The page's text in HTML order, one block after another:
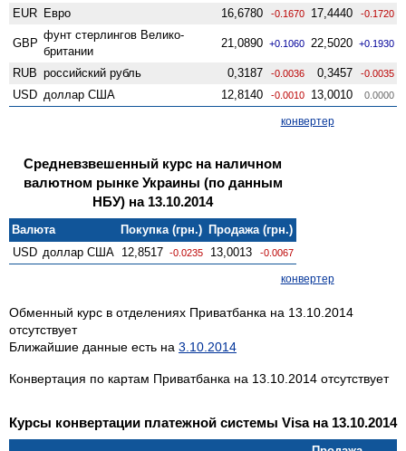
EUR Евро 16,6780 -0.1670 17,4440 -0.1720
GBP
фунт стерлингов Велико­
британии
21,0890 +0.1060 22,5020 +0.1930
RUB российский рубль 0,3187 -0.0036 0,3457 -0.0035
USD доллар США 12,8140 -0.0010 13,0010 0.0000
конвертер
Средневзвешенный курс на наличном
валютном рынке Украины (по данным
НБУ) на 13.10.2014
Валюта Покупка (грн.) Продажа (грн.)
USD доллар США 12,8517 -0.0235 13,0013 -0.0067
конвертер
Обменный курс в отделениях Приватбанка на 13.10.2014
отсутствует
Ближайшие данные есть на 3.10.2014
Конвертация по картам Приватбанка на 13.10.2014 отсутствует
Курсы конвертации платежной системы Visa на 13.10.2014